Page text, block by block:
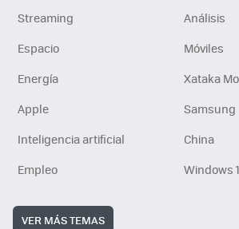
Streaming
Análisis
Espacio
Móviles
Energía
Xataka
Apple
Samsung
Inteligencia artificial
China
Empleo
Windows
VER MÁS TEMAS